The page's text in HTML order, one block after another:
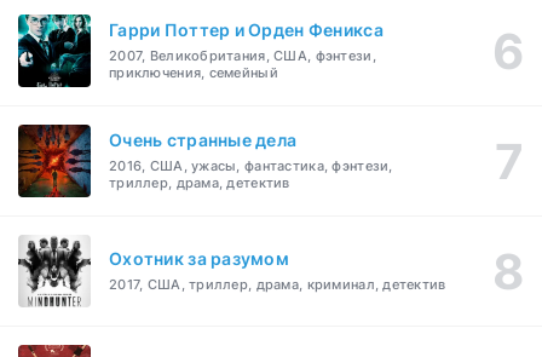
Гарри Поттер и Орден Феникса
2007, Великобритания, США, фэнтези,
приключения, семейный
Очень странные дела
2016, США, ужасы, фантастика, фэнтези,
триллер, драма, детектив
Охотник за разумом
2017, США, триллер, драма, криминал, детектив